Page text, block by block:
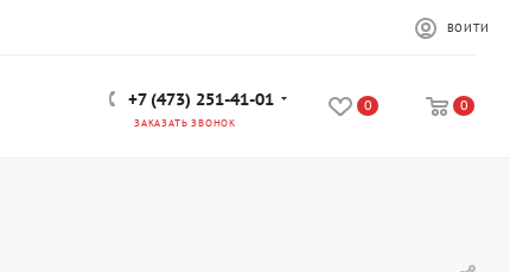
ВОЙТИ
+7 (473) 251-41-01
ЗАКАЗАТЬ ЗВОНОК
0 0